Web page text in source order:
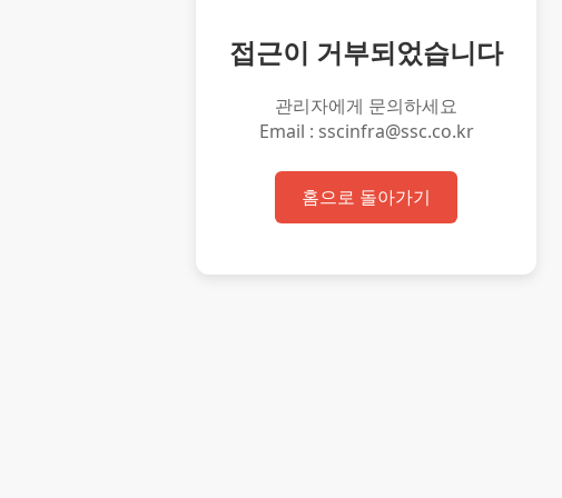
접근이 거부되었습니다
관리자에게 문의하세요
Email : sscinfra@ssc.co.kr
홈으로 돌아가기